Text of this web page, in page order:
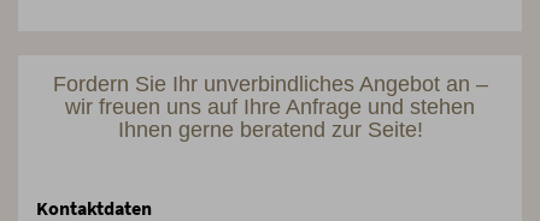
Fordern Sie Ihr unverbindliches Angebot an –
wir freuen uns auf Ihre Anfrage und stehen
Ihnen gerne beratend zur Seite!
Kontaktdaten